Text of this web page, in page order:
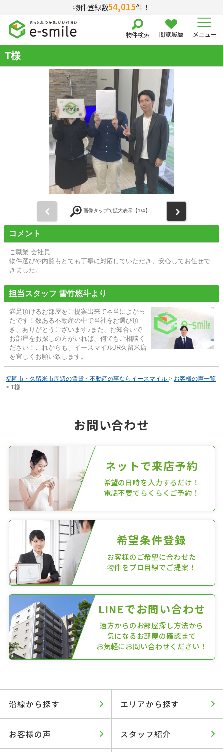
物件登録数54,015件！
物件検索 閲覧履歴 メニュー
T様
画像タップで拡大表示【1/4】
コメント
ご職業:会社員
物件選びや内覧もとても丁寧に対応していただき、安心してお任せで
きました。
担当スタッフ 雪竹悠斗より
満足頂けるお部屋をご提案出来て本当によかっ
たです！数ある不動産の中で当社をお選び頂
き、ありがとうございます♪また、お知合いで
お部屋をお探しの方がいれば、何でもご相談く
ださい！これからも、イースマイルJR久留米店
を宜しくお願い致します。
福岡市・久留米市周辺の賃貸・不動産の事ならイースマイル > お客様の声一覧
> T様
お問い合わせ
ネットで来店予約
希望の日時を入力するだけ！
電話不要でらくらくご予約！
希望条件登録
お客様のご希望に合わせた
物件をプロ目線でご提案！
LINEでお問い合わせ
遠方からのお部屋探し方法から
気になるお部屋の確認まで
お気軽にお問い合わせください！
沿線から探す エリアから探す
お客様の声 スタッフ紹介